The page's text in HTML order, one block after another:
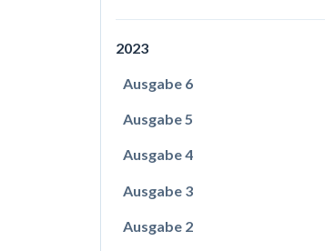
2023
Ausgabe 6
Ausgabe 5
Ausgabe 4
Ausgabe 3
Ausgabe 2